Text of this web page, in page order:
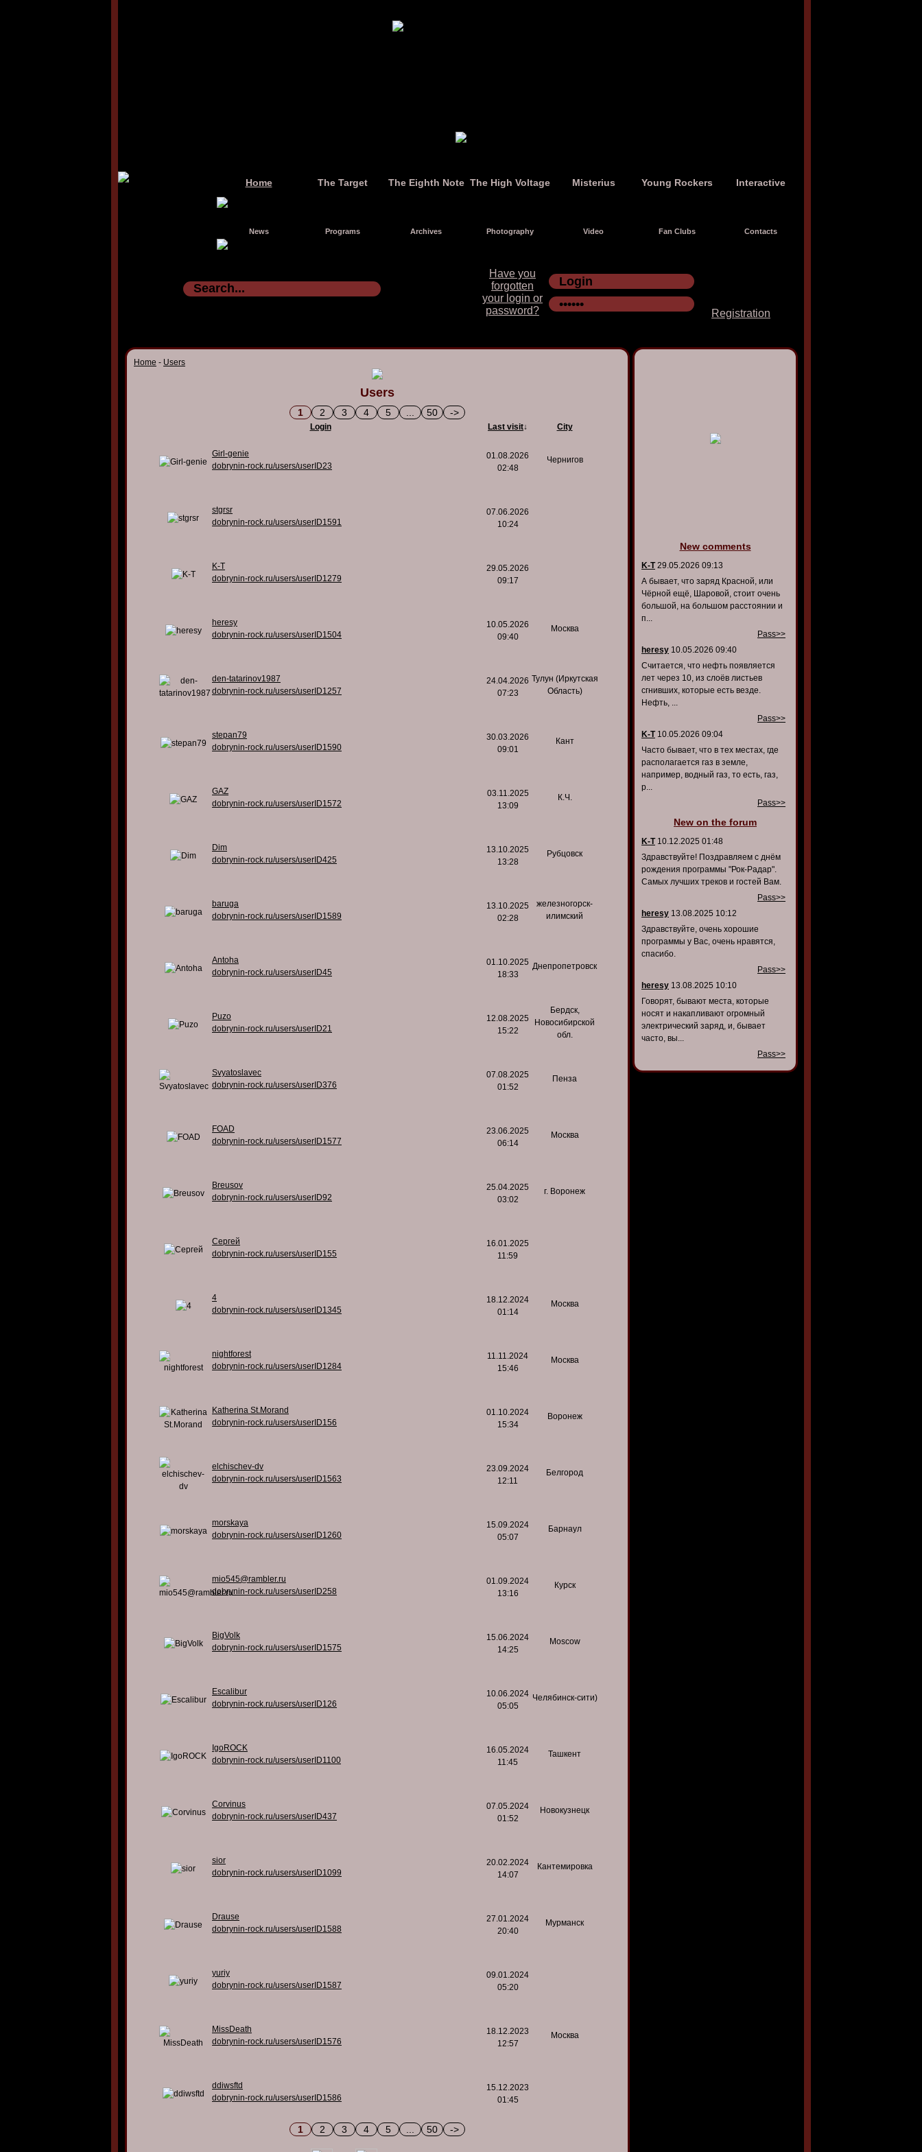
Home The Target The Eighth Note The High Voltage Misterius Young Rockers Interactive
News Programs Archives Photography Video Fan Clubs Contacts
Have you
forgotten
your login or
password?
Registration
Home - Users
Users
1 2 3 4 5 50 ->
Login Last visit↓ City
Girl-genie
dobrynin-rock.ru/users/userID23
01.08.2026
02:48
Чернигов
stgrsr
dobrynin-rock.ru/users/userID1591
07.06.2026
10:24
K-T
dobrynin-rock.ru/users/userID1279
29.05.2026
09:17
heresy
dobrynin-rock.ru/users/userID1504
10.05.2026
09:40
Москва
den-tatarinov1987
dobrynin-rock.ru/users/userID1257
24.04.2026
07:23
Тулун (Иркутская
Область)
stepan79
dobrynin-rock.ru/users/userID1590
30.03.2026
09:01
Кант
GAZ
dobrynin-rock.ru/users/userID1572
03.11.2025
13:09
К.Ч.
Dim
dobrynin-rock.ru/users/userID425
13.10.2025
13:28
Рубцовск
baruga
dobrynin-rock.ru/users/userID1589
13.10.2025
02:28
железногорск-
илимский
Antoha
dobrynin-rock.ru/users/userID45
01.10.2025
18:33
Днепропетровск
Puzo
dobrynin-rock.ru/users/userID21
12.08.2025
15:22
Бердск,
Новосибирской
обл.
Svyatoslavec
dobrynin-rock.ru/users/userID376
07.08.2025
01:52
Пенза
FOAD
dobrynin-rock.ru/users/userID1577
23.06.2025
06:14
Москва
Breusov
dobrynin-rock.ru/users/userID92
25.04.2025
03:02
г. Воронеж
Сергей
dobrynin-rock.ru/users/userID155
16.01.2025
11:59
4
dobrynin-rock.ru/users/userID1345
18.12.2024
01:14
Москва
nightforest
dobrynin-rock.ru/users/userID1284
11.11.2024
15:46
Москва
Katherina St.Morand
dobrynin-rock.ru/users/userID156
01.10.2024
15:34
Воронеж
elchischev-dv
dobrynin-rock.ru/users/userID1563
23.09.2024
12:11
Белгород
morskaya
dobrynin-rock.ru/users/userID1260
15.09.2024
05:07
Барнаул
mio545@rambler.ru
dobrynin-rock.ru/users/userID258
01.09.2024
13:16
Курск
BigVolk
dobrynin-rock.ru/users/userID1575
15.06.2024
14:25
Moscow
Escalibur
dobrynin-rock.ru/users/userID126
10.06.2024
05:05
Челябинск-сити)
IgoROCK
dobrynin-rock.ru/users/userID1100
16.05.2024
11:45
Ташкент
Corvinus
dobrynin-rock.ru/users/userID437
07.05.2024
01:52
Новокузнецк
sior
dobrynin-rock.ru/users/userID1099
20.02.2024
14:07
Кантемировка
Drause
dobrynin-rock.ru/users/userID1588
27.01.2024
20:40
Мурманск
yuriy
dobrynin-rock.ru/users/userID1587
09.01.2024
05:20
MissDeath
dobrynin-rock.ru/users/userID1576
18.12.2023
12:57
Москва
ddiwsftd
dobrynin-rock.ru/users/userID1586
15.12.2023
01:45
1 2 3 4 5 50 ->
New comments
K-T29.05.2026 09:13
А бывает, что заряд Красной, или
Чёрной ещё, Шаровой, стоит очень
большой, на большом расстоянии и
п...
Pass>>
heresy 10.05.2026 09:40
Считается, что нефть появляется
лет через 10, из слоёв листьев
сгнивших, которые есть везде.
Нефть, ...
Pass>>
K-T10.05.2026 09:04
Часто бывает, что в тех местах, где
располагается газ в земле,
например, водный газ, то есть, газ,
р...
Pass>>
New on the forum
K-T10.12.2025 01:48
Здравствуйте! Поздравляем с днём
рождения программы "Рок-Радар".
Самых лучших треков и гостей Вам.
Pass>>
heresy 13.08.2025 10:12
Здравствуйте, очень хорошие
программы у Вас, очень нравятся,
спасибо.
Pass>>
heresy 13.08.2025 10:10
Говорят, бывают места, которые
носят и накапливают огромный
электрический заряд, и, бывает
часто, вы...
Pass>>